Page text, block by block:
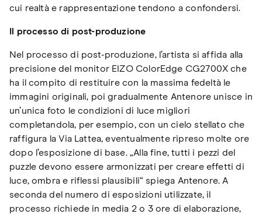
cui realtà e rappresentazione tendono a confondersi.
Il processo di post-produzione
Nel processo di post-produzione, l’artista si affida alla
precisione del monitor EIZO ColorEdge CG2700X che
ha il compito di restituire con la massima fedeltà le
immagini originali, poi gradualmente Antenore unisce in
un’unica foto le condizioni di luce migliori
completandola, per esempio, con un cielo stellato che
raffigura la Via Lattea, eventualmente ripreso molte ore
dopo l’esposizione di base. „Alla fine, tutti i pezzi del
puzzle devono essere armonizzati per creare effetti di
luce, ombra e riflessi plausibili“ spiega Antenore. A
seconda del numero di esposizioni utilizzate, il
processo richiede in media 2 o 3 ore di elaborazione,